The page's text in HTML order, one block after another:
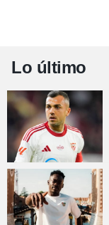
Lo último